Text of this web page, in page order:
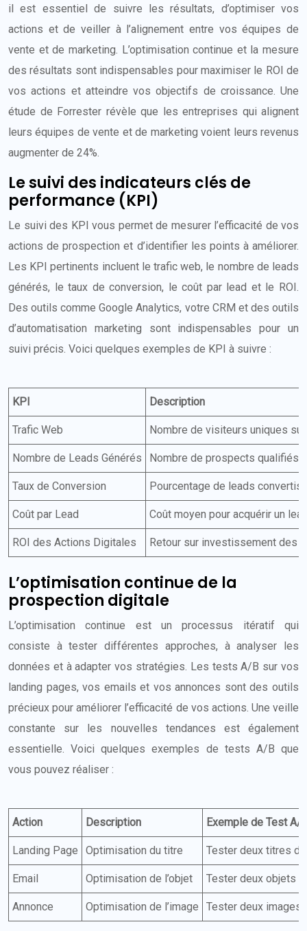
il est essentiel de suivre les résultats, d’optimiser vos
actions et de veiller à l’alignement entre vos équipes de
vente et de marketing. L’optimisation continue et la mesure
des résultats sont indispensables pour maximiser le ROI de
vos actions et atteindre vos objectifs de croissance. Une
étude de Forrester révèle que les entreprises qui alignent
leurs équipes de vente et de marketing voient leurs revenus
augmenter de 24%.
Le suivi des indicateurs clés de
performance (KPI)
Le suivi des KPI vous permet de mesurer l’efficacité de vos
actions de prospection et d’identifier les points à améliorer.
Les KPI pertinents incluent le trafic web, le nombre de leads
générés, le taux de conversion, le coût par lead et le ROI.
Des outils comme Google Analytics, votre CRM et des outils
d’automatisation marketing sont indispensables pour un
suivi précis. Voici quelques exemples de KPI à suivre :
KPI Description
Trafic Web Nombre de visiteurs uniques
Nombre de Leads Générés Nombre de prospects qualifiés
Taux de Conversion Pourcentage de leads convertis
Coût par Lead Coût moyen pour acquérir un
ROI des Actions Digitales Retour sur investissement des
L’optimisation continue de la
prospection digitale
L’optimisation continue est un processus itératif qui
consiste à tester différentes approches, à analyser les
données et à adapter vos stratégies. Les tests A/B sur vos
landing pages, vos emails et vos annonces sont des outils
précieux pour améliorer l’efficacité de vos actions. Une veille
constante sur les nouvelles tendances est également
essentielle. Voici quelques exemples de tests A/B que
vous pouvez réaliser :
Action Description Exemple de Test A/
Landing Page Optimisation du titre Tester deux titres
Email Optimisation de l’objet Tester deux objets
Annonce Optimisation de l’image Tester deux images